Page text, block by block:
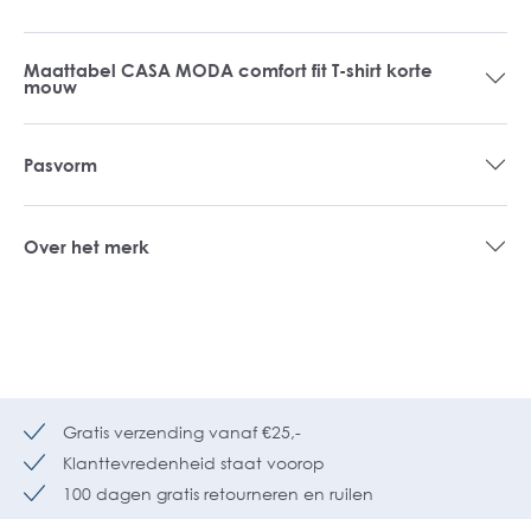
Maattabel CASA MODA comfort fit T-shirt korte
mouw
Pasvorm
Over het merk
Gratis verzending vanaf €25,-
Klanttevredenheid staat voorop
100 dagen gratis retourneren en ruilen